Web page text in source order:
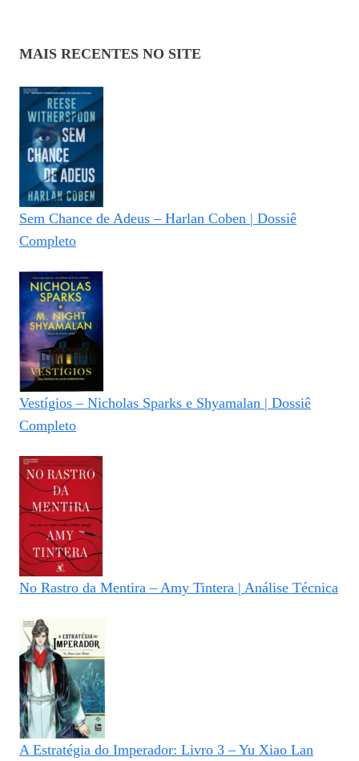
MAIS RECENTES NO SITE
Sem Chance de Adeus – Harlan Coben | Dossiê
Completo
Vestígios – Nicholas Sparks e Shyamalan | Dossiê
Completo
No Rastro da Mentira – Amy Tintera | Análise Técnica
A Estratégia do Imperador: Livro 3 – Yu Xiao Lan